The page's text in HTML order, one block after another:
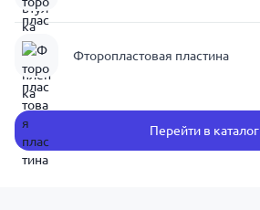
Фторопластовая пластина
Перейти в каталог